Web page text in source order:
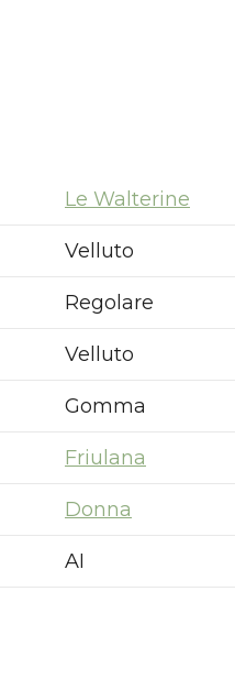
Le Walterine
Velluto
Regolare
Velluto
Gomma
Friulana
Donna
AI